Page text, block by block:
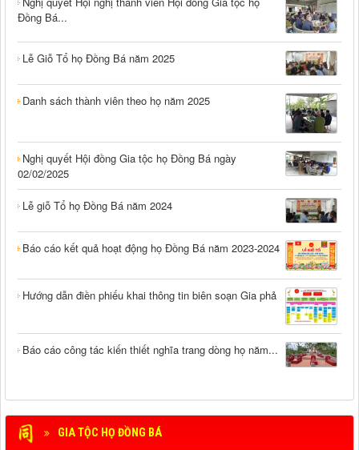
Đồng Bá...
Lễ Giỗ Tổ họ Đồng Bá năm 2025
Danh sách thành viên theo họ năm 2025
Nghị quyết Hội đồng Gia tộc họ Đồng Bá ngày
02/02/2025
Lễ giỗ Tổ họ Đồng Bá năm 2024
Báo cáo kết quả hoạt động họ Đồng Bá năm 2023-2024
Hướng dẫn điền phiếu khai thông tin biên soạn Gia phả
Báo cáo công tác kiến thiết nghĩa trang dòng họ năm...
GIA TỘC HỌ ĐỒNG BÁ